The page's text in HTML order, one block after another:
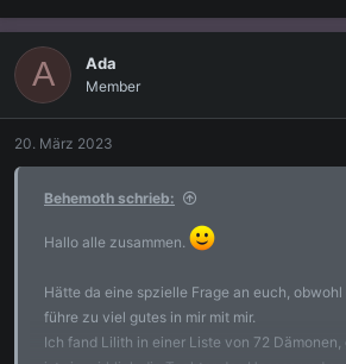
A Ada
Member
20. März 2023
Behemoth schrieb:
Hallo alle zusammen.
Hätte da eine spzielle Frage an euch,
führe zu viel gutes in mir mit mir.
Ich fand Lilith in einer Liste von 72 Dämonen,